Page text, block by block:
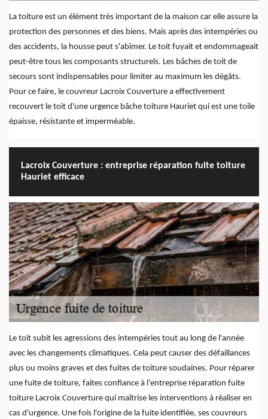
La toiture est un élément très important de la maison car elle assure la
protection des personnes et des biens. Mais après des intempéries ou
des accidents, la housse peut s'abîmer. Le toit fuyait et endommageait
peut-être tous les composants structurels. Les bâches de toit de
secours sont indispensables pour limiter au maximum les dégâts.
Pour ce faire, le couvreur Lacroix Couverture a effectivement
recouvert le toit d'une urgence bâche toiture Hauriet qui est une toile
épaisse, résistante et imperméable.
Lacroix Couverture : entreprise réparation fuite toiture
Hauriet efficace
Le toit subit les agressions des intempéries tout au long de l'année
avec les changements climatiques. Cela peut causer des défaillances
plus ou moins graves et des fuites de toiture soudaines. Pour réparer
une fuite de toiture, faites confiance à l’entreprise réparation fuite
toiture Lacroix Couverture qui maîtrise les interventions à réaliser en
cas d'urgence. Une fois l'origine de la fuite identifiée, ses couvreurs